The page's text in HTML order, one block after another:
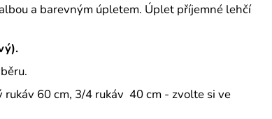
a barevným úpletem. Úplet příjemné lehčí
60 cm, 3/4 rukáv 40 cm - zvolte si ve
-